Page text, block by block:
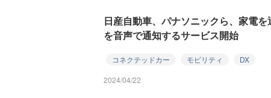
日産自動車、パナソニックら、家電
を音声で通知するサービス開始
コネクテッドカー モビリティ
DX
2024/04/22